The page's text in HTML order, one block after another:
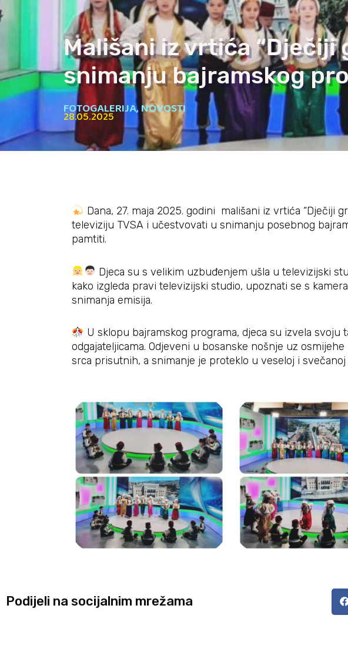
Mališani iz vrtića “Dječiji
snimanju bajramskog
FOTOGALERIJA,NOVOSTI
28.05.2025
Dana, 27. maja 2025. godini mališani iz vrtića “Dječiji
televiziju TVSA i učestvovati u snimanju posebnog
pamtiti.
Djeca su s velikim uzbuđenjem ušla u televizijski
kako izgleda pravi televizijski studio, upoznati se s
snimanja emisija.
U sklopu bajramskog programa, djeca su izvela svoju
odgajateljicama. Odjeveni u bosanske nošnje uz
srca prisutnih, a snimanje je proteklo u veseloj i svečanoj
Podijeli na socijalnim mrežama